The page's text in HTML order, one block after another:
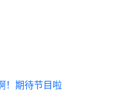
！期待节目啦